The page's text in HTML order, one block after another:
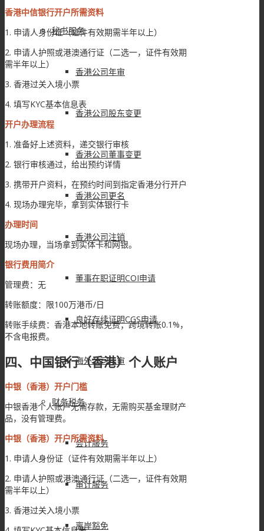
秘书服务
香港公司年审
香港公司股东变更
香港公司董事变更
香港公司更名
香港公司注销
董事在职证明COI申请
良好存续证明CGS申请
海外公司年审
财务税务
会计服务
审计服务
离岸豁免
香港中信银行开户所需资料
1. 申请人身份证（证件有效期需半年以上）
2. 申请人护照或港澳通行证（二选一，证件有效期
需半年以上）
3. 香港过关入境小票
4. 填写KYC基本信息表
开户办理流程
1. 准备好上述资料，递交银行审核
2. 银行审核通过，给出预约详情
3. 携带开户资料，在预约时间到指定香港分行开户
4. 现场办理完毕，拿到实体银行卡
办理时间
现场办理，当场拿到实体卡和网银。
银行费用简介
管理费：无
转账额度：限100万港币/日
转账手续费：香港本地转账免费；跨境转账0.1%，
不含电报费。
四、中国银行（香港）个人账户
中银（香港）开户门槛
中银香港个人账户无需存款，无需购买基金理财产
品，没有管理费。
中银（香港）开户所需资料
1. 申请人身份证（证件有效期需半年以上）
2. 申请人护照或港澳通行证（二选一，证件有效期
需半年以上）
3. 香港过关入境小票